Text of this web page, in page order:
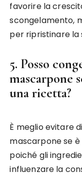
favorire la
scongelamento,
per ripristinare la
5. Posso
mascarpone
una ricetta?
È meglio evitare
mascarpone se
poiché gli
influenzare la